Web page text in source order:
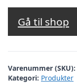
Gå til shop
Varenummer (SKU):
Kategori: Produkter